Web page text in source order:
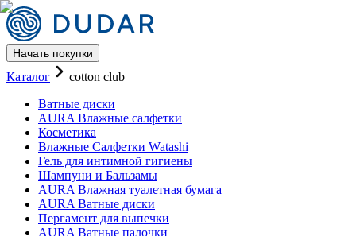
Начать покупки
Каталог Салфетки для пола
Каталог
cotton club
Ватные диски
AURA Влажные салфетки
Косметика
Влажные Салфетки Watashi
Гель для интимной гигиены
Шампуни и Бальзамы
AURA Влажная туалетная бумага
AURA Ватные диски
Пергамент для выпечки
AURA Ватные палочки